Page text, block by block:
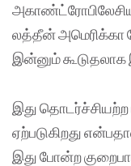
லத்தீன் அமெரிக்கா
இன்னும் கூடுதலாக
இது தொடர்ச்சியற்ற
ஏற்படுகிறது
இது போன்ற